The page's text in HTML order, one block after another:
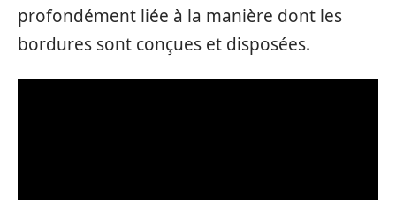
profondément liée à la manière dont les
bordures sont conçues et disposées.